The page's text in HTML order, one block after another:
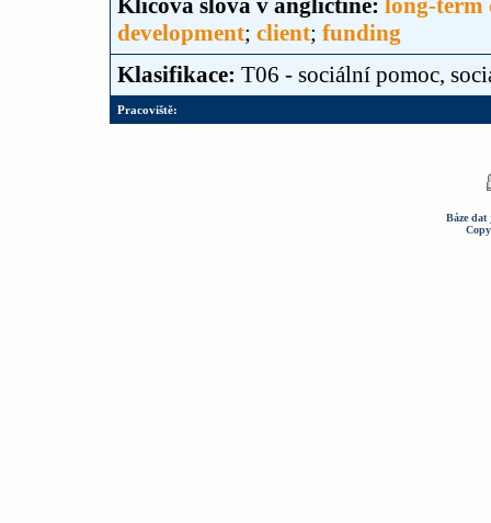
Klíčová slova v angličtině: long-term
development; client; funding
Klasifikace: T06 - sociální pomoc,
Pracoviště:
Báze dat